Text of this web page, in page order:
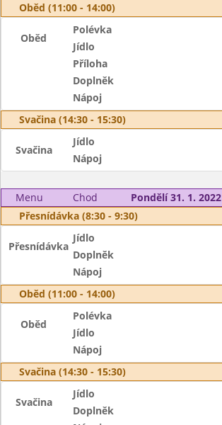
Oběd (11:00 - 14:00)
Oběd
Polévka
Jídlo
Příloha
Doplněk
Nápoj
Svačina (14:30 - 15:30)
Svačina
Jídlo
Nápoj
Menu Chod
Pondělí 31. 1. 2022
Přesnídávka (8:30 - 9:30)
Přesnídávka
Jídlo
Doplněk
Nápoj
Oběd (11:00 - 14:00)
Oběd
Polévka
Jídlo
Nápoj
Svačina (14:30 - 15:30)
Svačina
Jídlo
Doplněk